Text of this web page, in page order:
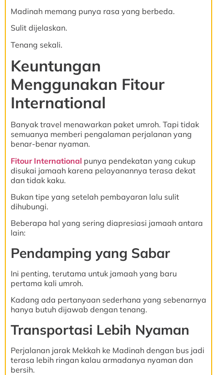
Madinah memang punya rasa yang berbeda.
Sulit dijelaskan.
Tenang sekali.
Keuntungan
Menggunakan Fitour
International
Banyak travel menawarkan paket umroh. Tapi tidak
semuanya memberi pengalaman perjalanan yang
benar-benar nyaman.
Fitour International punya pendekatan yang cukup
disukai jamaah karena pelayanannya terasa dekat
dan tidak kaku.
Bukan tipe yang setelah pembayaran lalu sulit
dihubungi.
Beberapa hal yang sering diapresiasi jamaah antara
lain:
Pendamping yang Sabar
Ini penting, terutama untuk jamaah yang baru
pertama kali umroh.
Kadang ada pertanyaan sederhana yang sebenarnya
hanya butuh dijawab dengan tenang.
Transportasi Lebih Nyaman
Perjalanan jarak Mekkah ke Madinah dengan bus jadi
terasa lebih ringan kalau armadanya nyaman dan
bersih.